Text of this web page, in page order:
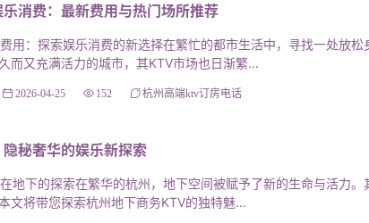
！唯一不好就是位置不是特别好找，按导航找的，导
是满意的！没有拍照，他们家的走廊装的很有情调，屋
仪,跟领队还是直招 非常好。。。。。环境各方面。。
消费：最新费用与热门场所推荐
：探索娱乐消费的新选择在繁忙的都市生活中，寻找一处放松
而又充满活力的城市，其KTV市场也日渐繁...
2026-04-25 152 杭州高端ktv订房电话
秘奢华的娱乐新探索
下的探索在繁华的杭州，地下空间被赋予了新的生命与活力。
文将带您探索杭州地下商务KTV的独特魅...